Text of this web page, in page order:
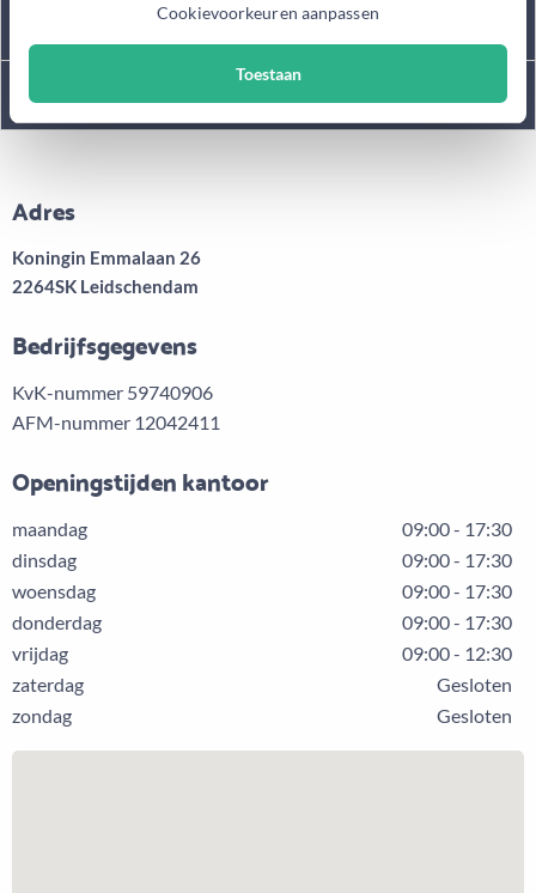
Cookievoorkeuren aanpassen
Toestaan
Kantooromschrijving
Diensten
Adres
Koningin Emmalaan 26
2264SK Leidschendam
Bedrijfsgegevens
KvK-nummer 59740906
AFM-nummer 12042411
Openingstijden kantoor
maandag
09:00 - 17:30
dinsdag
09:00 - 17:30
woensdag
09:00 - 17:30
donderdag
09:00 - 17:30
vrijdag
09:00 - 12:30
zaterdag
Gesloten
zondag
Gesloten